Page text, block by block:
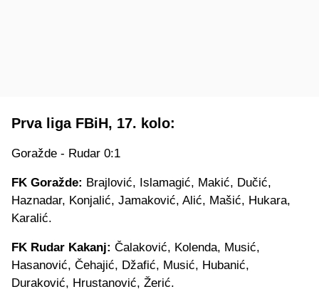
Prva liga FBiH, 17. kolo:
Goražde - Rudar 0:1
FK Goražde: Brajlović, Islamagić, Makić, Dučić,
Haznadar, Konjalić, Jamaković, Alić, Mašić, Hukara,
Karalić.
FK Rudar Kakanj: Čalaković, Kolenda, Musić,
Hasanović, Čehajić, Džafić, Musić, Hubanić,
Duraković, Hrustanović, Žerić.